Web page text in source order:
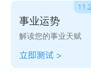
事业运势
解读您的事业天赋